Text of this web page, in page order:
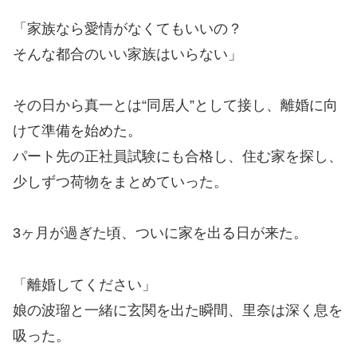
「家族なら愛情がなくてもいいの？
そんな都合のいい家族はいらない」
その日から真一とは“同居人”として接し、離婚に向
けて準備を始めた。
パート先の正社員試験にも合格し、住む家を探し、
少しずつ荷物をまとめていった。
3ヶ月が過ぎた頃、ついに家を出る日が来た。
「離婚してください」
娘の波瑠と一緒に玄関を出た瞬間、里奈は深く息を
吸った。